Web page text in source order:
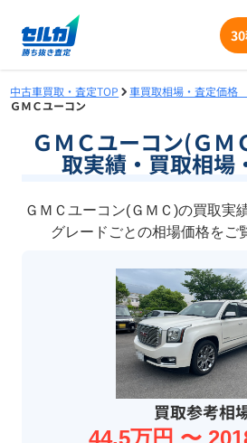
中古車買取・査定TOP 車買取相場・査定価
ＧＭＣユーコン
ＧＭＣユーコン(ＧＭ
取実績・買取相場
ＧＭＣユーコン(ＧＭＣ)の買取実
グレードごとの相場価格をご
買取参考相
44.5万円 〜